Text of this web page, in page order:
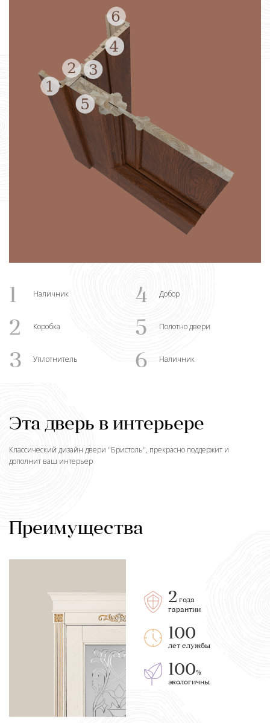
1 Наличник 4 Добор
2 Коробка 5 Полотно двери
3 Уплотнитель 6 Наличник
Эта дверь в интерьере
Классический дизайн двери "Бристоль", прекрасно поддержит и
дополнит ваш интерьер
Преимущества
2 года
гарантии
100
лет службы
100%
экологичны